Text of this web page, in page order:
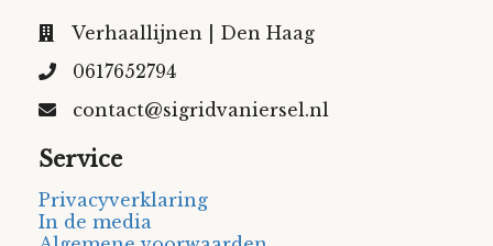
Verhaallijnen | Den Haag
0617652794
contact@sigridvaniersel.nl
Service
Privacyverklaring
In de media